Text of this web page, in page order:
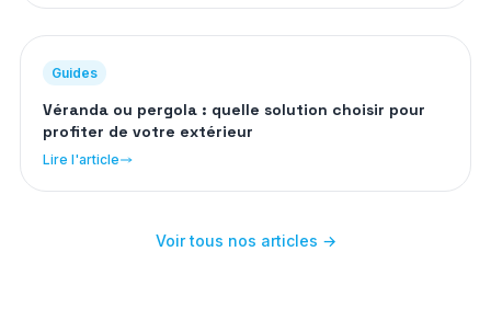
Guides
Véranda ou pergola : quelle solution choisir pour
profiter de votre extérieur
Lire l'article
Voir tous nos articles →